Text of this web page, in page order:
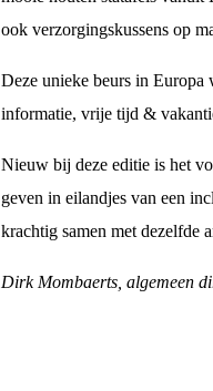
ook verzorgingskussens op
Deze unieke beurs in Europa
informatie, vrije tijd &
Nieuw bij deze editie is het
geven in eilandjes van een
krachtig samen met dezelfde
Dirk Mombaerts, algemeen